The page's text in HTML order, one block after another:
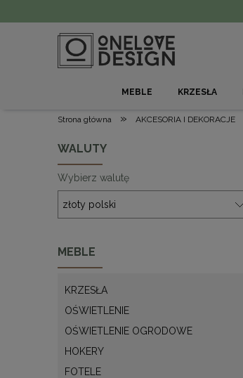
MEBLE KRZESŁA
Strona główna » AKCESORIA I DEKORACJE
WALUTY
Wybierz walutę
MEBLE
KRZESŁA
OŚWIETLENIE
OŚWIETLENIE OGRODOWE
HOKERY
FOTELE